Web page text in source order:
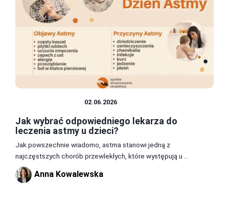
02.06.2026
Jak wybrać odpowiedniego lekarza do
leczenia astmy u dzieci?
Jak powszechnie wiadomo, astma stanowi jedną z
najczęstszych chorób przewlekłych, które występują u ...
Anna Kowalewska